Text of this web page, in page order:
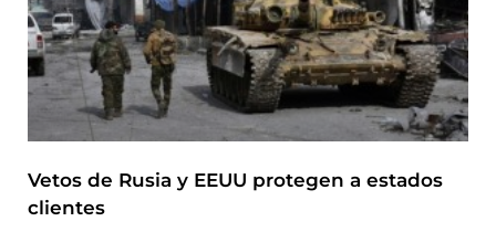
Vetos de Rusia y EEUU protegen a estados
clientes